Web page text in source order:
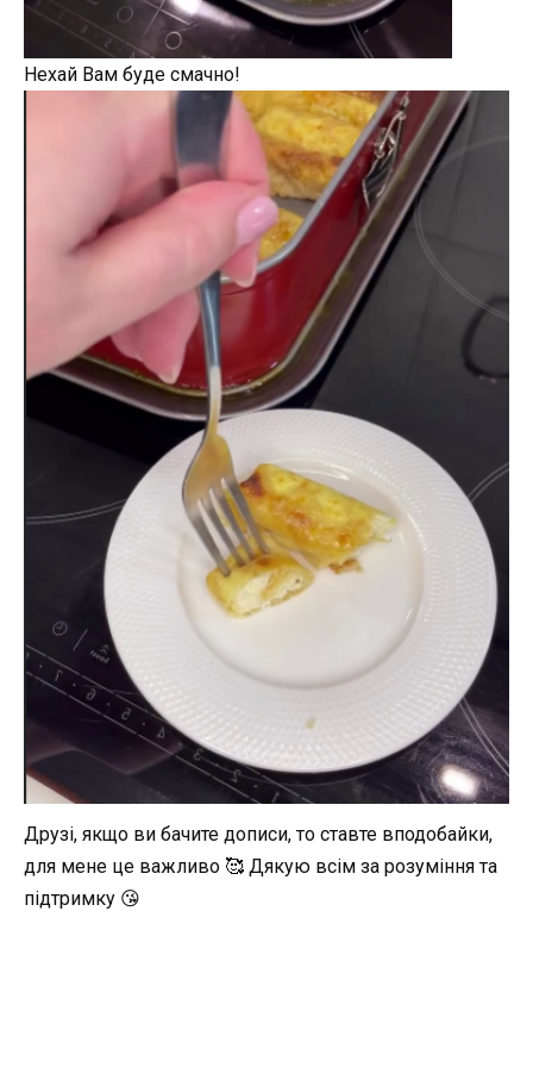
Нехай Вам буде смачно!
Друзі, якщо ви бачите дописи, то ставте вподобайки,
для мене це важливо 🥰 Дякую всім за розуміння та
підтримку 😘